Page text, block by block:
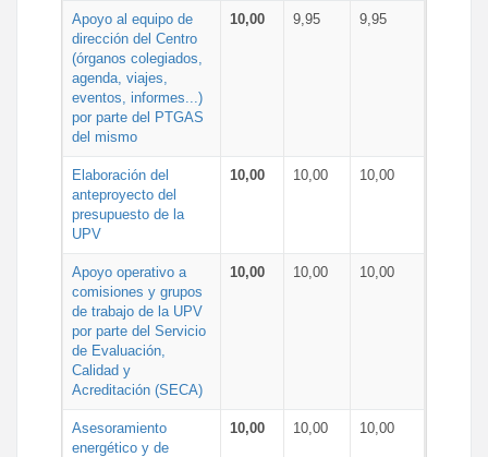
Apoyo al equipo de
dirección del Centro
(órganos colegiados,
agenda, viajes,
eventos, informes...)
por parte del PTGAS
del mismo
10,00 9,95 9,95
Elaboración del
anteproyecto del
presupuesto de la
UPV
10,00 10,00 10,00
Apoyo operativo a
comisiones y grupos
de trabajo de la UPV
por parte del Servicio
de Evaluación,
Calidad y
Acreditación (SECA)
10,00 10,00 10,00
Asesoramiento
energético y de
10,00 10,00 10,00